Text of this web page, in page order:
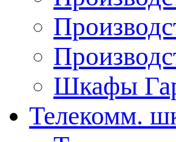
Шкафы
Телекомм.